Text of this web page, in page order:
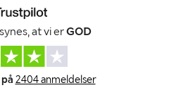
at vi erGOD
2404 anmeldelser